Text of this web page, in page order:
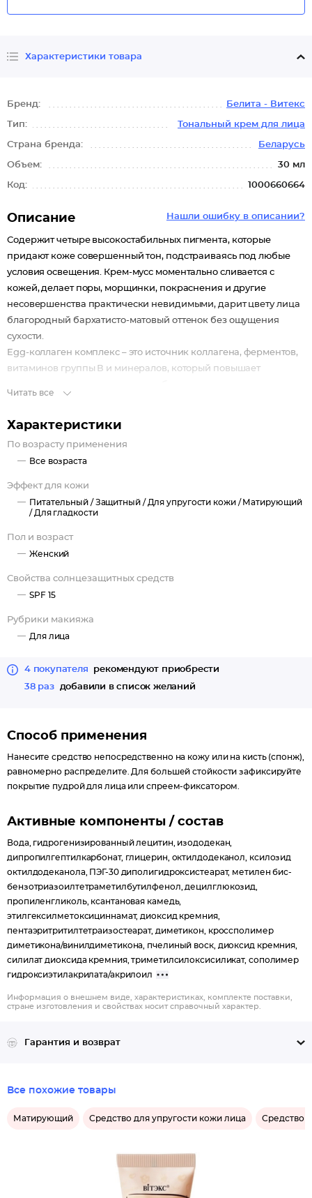
Характеристики товара
Бренд: Белита - Витекс
Тип: Тональный крем для лица
Страна бренда: Беларусь
Объем: 30 мл
Код: 1000660664
Нашли ошибку в описании?
Описание
Содержит четыре высокостабильных пигмента, которые
придают коже совершенный тон, подстраиваясь под любые
условия освещения. Крем-мусс моментально сливается с
кожей, делает поры, морщинки, покраснения и другие
несовершенства практически невидимыми, дарит цвету лица
благородный бархатисто-матовый оттенок без ощущения
сухости.
Egg-коллаген комплекс – это источник коллагена, ферментов,
витаминов группы В и минералов, который повышает
предотвращает появление черных точек.
Pronalen Biо создает на коже невесомое защитное покрытие,
которое буквально отталкивает загрязнения, излучения и
свободные радикалы, не давая им оказывать негативное
воздействие на кожу в течение всего дня.
Читать все
Характеристики
По возрасту применения
Все возраста
Эффект для кожи
Питательный /Защитный / Для упругости кожи / Матирующий
/ Для гладкости
Пол и возраст
Женский
Свойства солнцезащитных средств
SPF 15
Рубрики макияжа
Для лица
4 покупателя
рекомендуют приобрести
38 раз
добавили в список желаний
Способ применения
Нанесите средство непосредственно на кожу или на кисть (спонж),
равномерно распределите. Для большей стойкости зафиксируйте
покрытие пудрой для лица или спреем-фиксатором.
Активные компоненты / состав
Вода, гидрогенизированный лецитин, изододекан,
дипропилгептилкарбонат, глицерин, октилдодеканол, ксилозид
октилдодеканола, ПЭГ-30 диполигидроксистеарат, метилен бис-
бензотриазоилтетраметилбутилфенол, децилглюкозид,
пропиленгликоль, ксантановая камедь,
этилгексилметоксициннамат, диоксид кремния,
пентаэритритилтетраизостеарат, диметикон, кроссполимер
диметикона/винилдиметикона, пчелиный воск, диоксид кремния,
силилат диоксида кремния, триметилсилоксисиликат, сополимер
гидроксиэтилакрилата/акрилоил
Информация о внешнем виде, характеристиках, комплекте поставки,
стране изготовления и свойствах носит справочный характер.
Гарантия и возврат
Все похожие товары
Матирующий Средство для упругости кожи лица Средство